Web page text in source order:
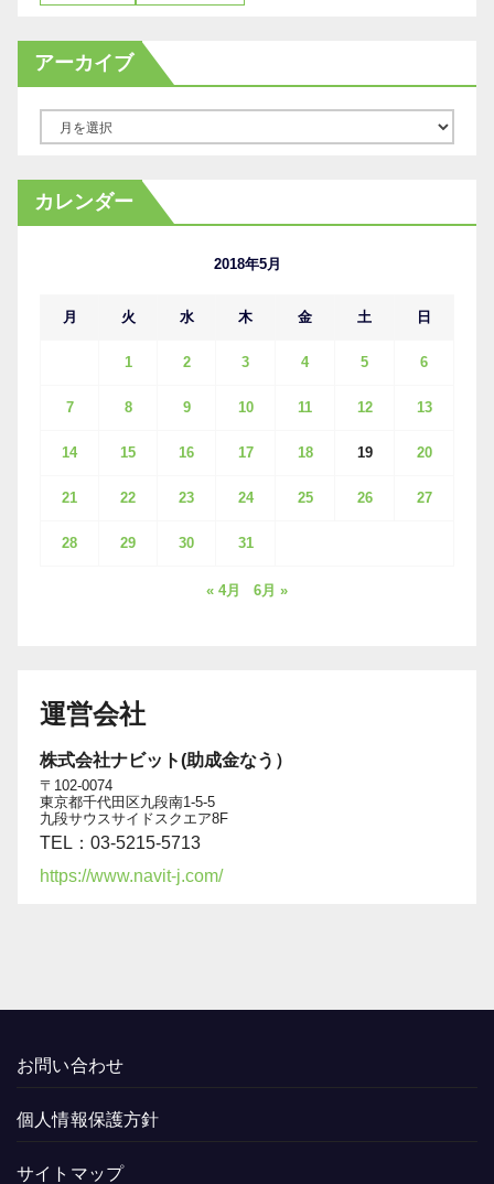
アーカイブ
カ
イ
カレンダー
2018年5月
月 火 水 木 金 土 日
1 2 3 4 5 6
7 8 9 10 11 12 13
14 15 16 17 18 19 20
21 22 23 24 25 26 27
28 29 30 31
« 4月 6月 »
運営会社
株式会社ナビット(助成金なう）
〒102-0074
東京都千代田区九段南1-5-5
九段サウスサイドスクエア8F
TEL：03-5215-5713
https://www.navit-j.com/
お問い合わせ
個人情報保護方針
サイトマップ